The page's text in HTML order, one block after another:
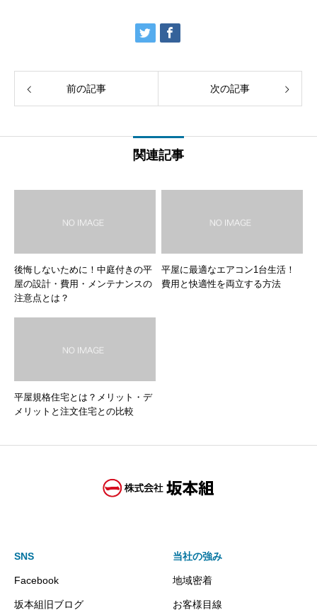
前の記事 次の記事
関連記事
後悔しないために！中庭付きの平
屋の設計・費用・メンテナンスの
注意点とは？
平屋に最適なエアコン1台生活！
費用と快適性を両立する方法
平屋規格住宅とは？メリット・デ
メリットと注文住宅との比較
SNS
Facebook
坂本組旧ブログ
当社の強み
地域密着
お客様目線